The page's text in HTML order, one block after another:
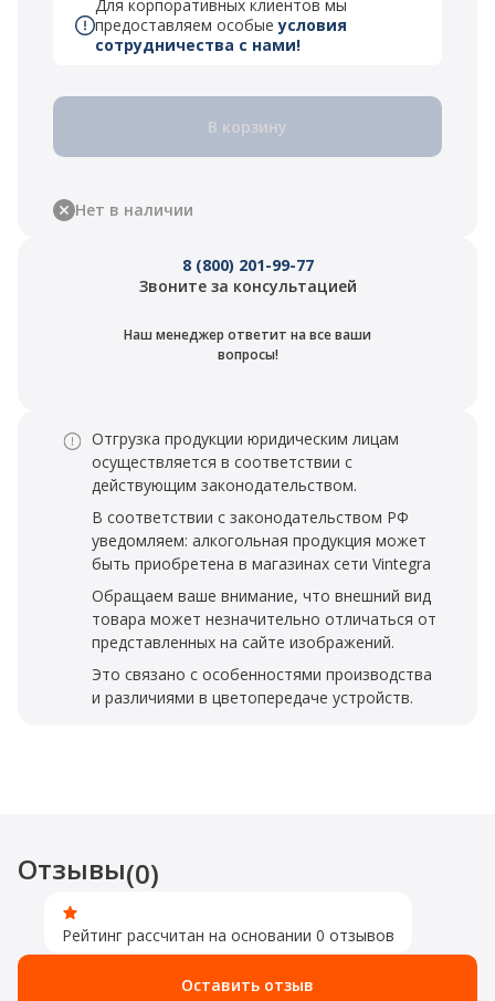
Для корпоративных клиентов мы
предоставляем особыеусловия
сотрудничества с нами!
В корзину
Нет в наличии
8 (800) 201-99-77
Звоните за консультацией
Наш менеджер ответит на все ваши
вопросы!
Отгрузка продукции юридическим лицам
осуществляется в соответствии с
действующим законодательством.
В соответствии с законодательством РФ
уведомляем: алкогольная продукция может
быть приобретена в магазинах сети Vintegra
Обращаем ваше внимание, что внешний вид
товара может незначительно отличаться от
представленных на сайте изображений.
Это связано с особенностями производства
и различиями в цветопередаче устройств.
Отзывы(0)
Рейтинг рассчитан на основании 0 отзывов
Оставить отзыв